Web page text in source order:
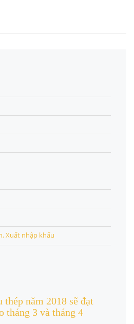
Xuất nhập khẩu
thép năm 2018 sẽ đạt
tháng 3 và tháng 4